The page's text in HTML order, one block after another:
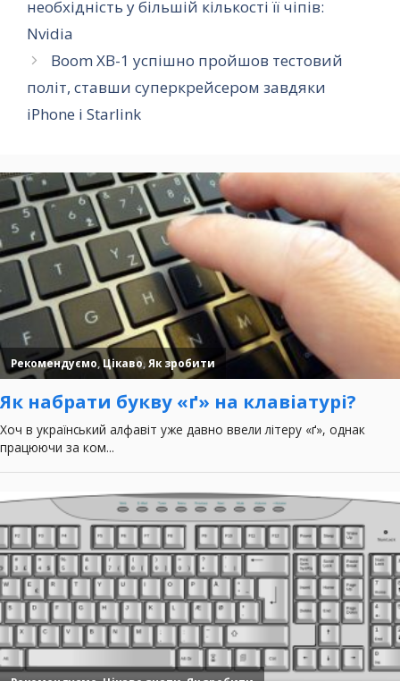
необхідність у більшій кількості її чіпів:
Nvidia
Boom XB-1 успішно пройшов тестовий
політ, ставши суперкрейсером завдяки
iPhone і Starlink